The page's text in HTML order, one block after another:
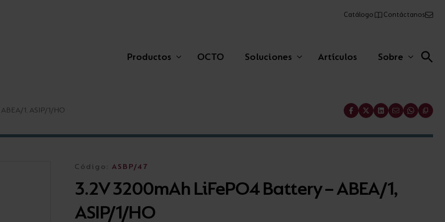
Catálogo Contáctanos
Productos OCTO Soluciones Artículos Sobre
Emergencia
Retail
Áreas auxiliares
Showrooms
Trabaja con nosotros
1, ASIP/1/HO Share
Código: ASBP/47
3.2V 3200mAh LiFePO4 Battery – ABEA/1,
ASIP/1/HO